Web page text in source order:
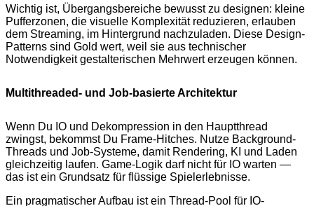
Wichtig ist, Übergangsbereiche bewusst zu designen: kleine
Pufferzonen, die visuelle Komplexität reduzieren, erlauben
dem Streaming, im Hintergrund nachzuladen. Diese Design-
Patterns sind Gold wert, weil sie aus technischer
Notwendigkeit gestalterischen Mehrwert erzeugen können.
Multithreaded- und Job-basierte Architektur
Wenn Du IO und Dekompression in den Hauptthread
zwingst, bekommst Du Frame-Hitches. Nutze Background-
Threads und Job-Systeme, damit Rendering, KI und Laden
gleichzeitig laufen. Game-Logik darf nicht für IO warten —
das ist ein Grundsatz für flüssige Spielerlebnisse.
Ein pragmatischer Aufbau ist ein Thread-Pool für IO-